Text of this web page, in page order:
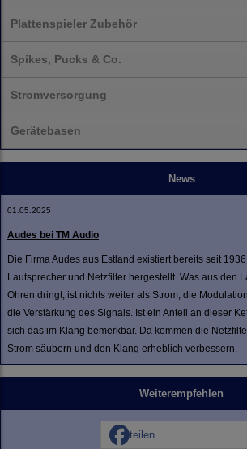
Plattenspieler Zubehör
Spikes, Pucks & Co.
Stromversorgung
Gerätebasen
News
01.05.2025
Audes bei TM Audio
Die Firma Audes aus Estland existiert bereits seit
Lautsprecher und Netzfilter hergestellt. Was aus den
Ohren dringt, ist nichts weiter als Strom, die
die Verstärkung des Signals. Ist ein Anteil an dieser
sich das im Klang bemerkbar. Da kommen die
Strom säubern und den Klang erheblich verbessern.
Weiterempfehlen
teilen